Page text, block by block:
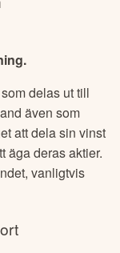
delas ut till
även som
att dela sin vinst
äga deras aktier.
vanligtvis